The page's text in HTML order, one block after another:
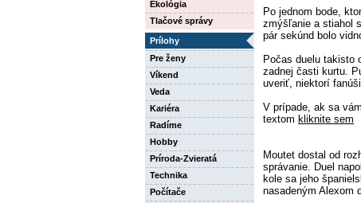
Ekológia
Tlačové správy
Prílohy
Pre ženy
Víkend
Veda
Kariéra
Radíme
Hobby
Príroda-Zvieratá
Technika
Počítače
Po jednom bode,
zmýšľanie a stiahol
pár sekúnd bolo
Počas duelu takisto
zadnej časti kurtu.
uveriť, niektorí
V prípade, ak sa
textom kliknite sem
Moutet dostal od
správanie. Duel
kole sa jeho
nasadeným Alexom